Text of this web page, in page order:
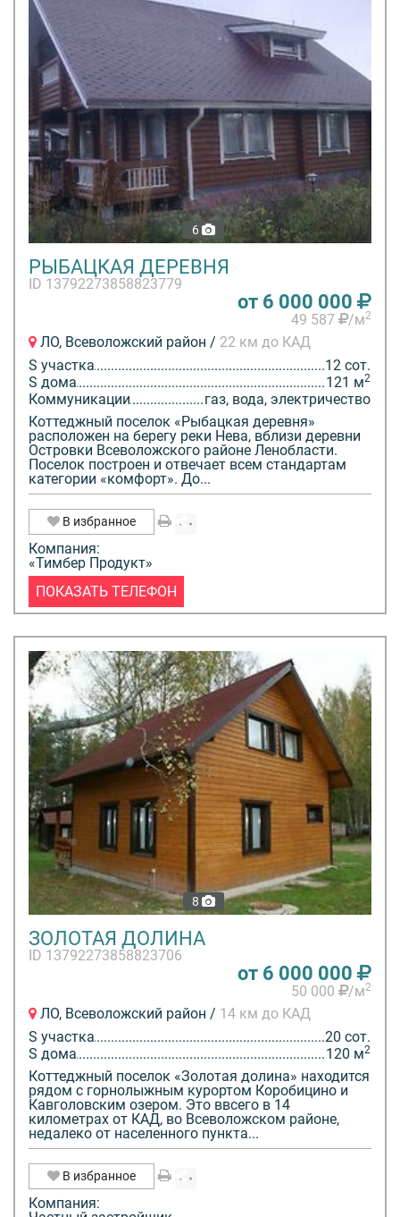
6
РЫБАЦКАЯ ДЕРЕВНЯ
ID 13792273858823779
от 6 000 000
49 587 /м2
ЛО, Всеволожский район / 22 км до КАД
S участка
12 сот.
S дома
121 м2
Коммуникации
газ, вода, электричество
Коттеджный поселок «Рыбацкая деревня»
расположен на берегу реки Нева, вблизи деревни
Островки Всеволожского районе Ленобласти.
Поселок построен и отвечает всем стандартам
категории «комфорт». До...
В избранное
Компания:
«Тимбер Продукт»
ПОКАЗАТЬ ТЕЛЕФОН
8
ЗОЛОТАЯ ДОЛИНА
ID 13792273858823706
от 6 000 000
50 000 /м2
ЛО, Всеволожский район / 14 км до КАД
S участка
20 сот.
S дома
120 м2
Коттеджный поселок «Золотая долина» находится
рядом с горнолыжным курортом Коробицино и
Кавголовским озером. Это ввсего в 14
километрах от КАД, во Всеволожском районе,
недалеко от населенного пункта...
В избранное
Компания: